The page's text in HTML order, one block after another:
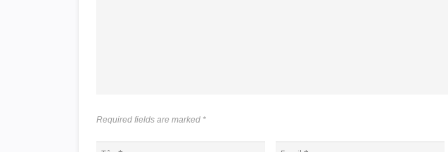
Required fields are marked *